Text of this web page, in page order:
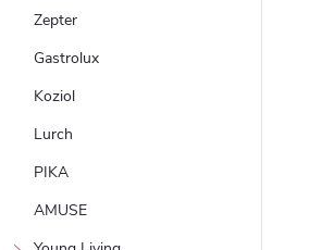
Zepter
Gastrolux
Koziol
Lurch
PIKA
AMUSE